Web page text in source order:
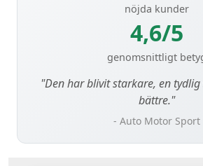
nöjda kunder
4,6/5
genomsnittligt
"Den har blivit starkare, en
bättre."
- Auto Motor Sport